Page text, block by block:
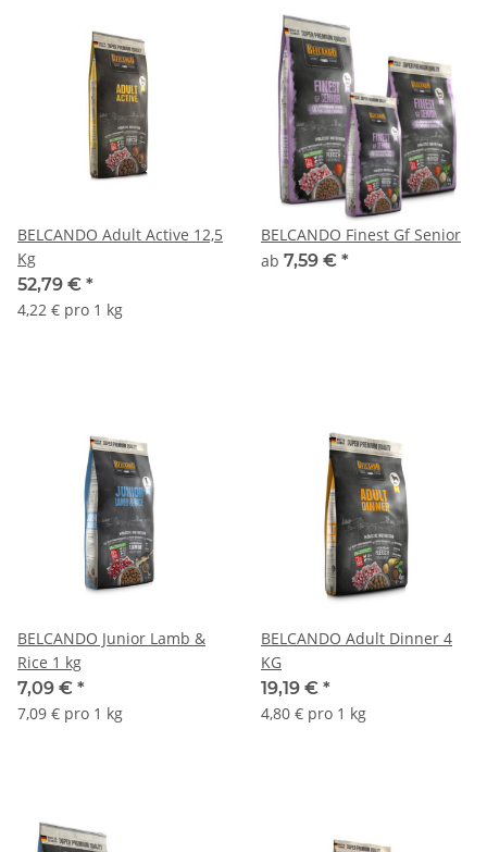
BELCANDO Adult Active 12,5
Kg
52,79 € *
4,22 € pro 1 kg
BELCANDO Finest Gf Senior
ab 7,59 € *
BELCANDO Junior Lamb &
Rice 1 kg
7,09 € *
7,09 € pro 1 kg
BELCANDO Adult Dinner 4
KG
19,19 € *
4,80 € pro 1 kg